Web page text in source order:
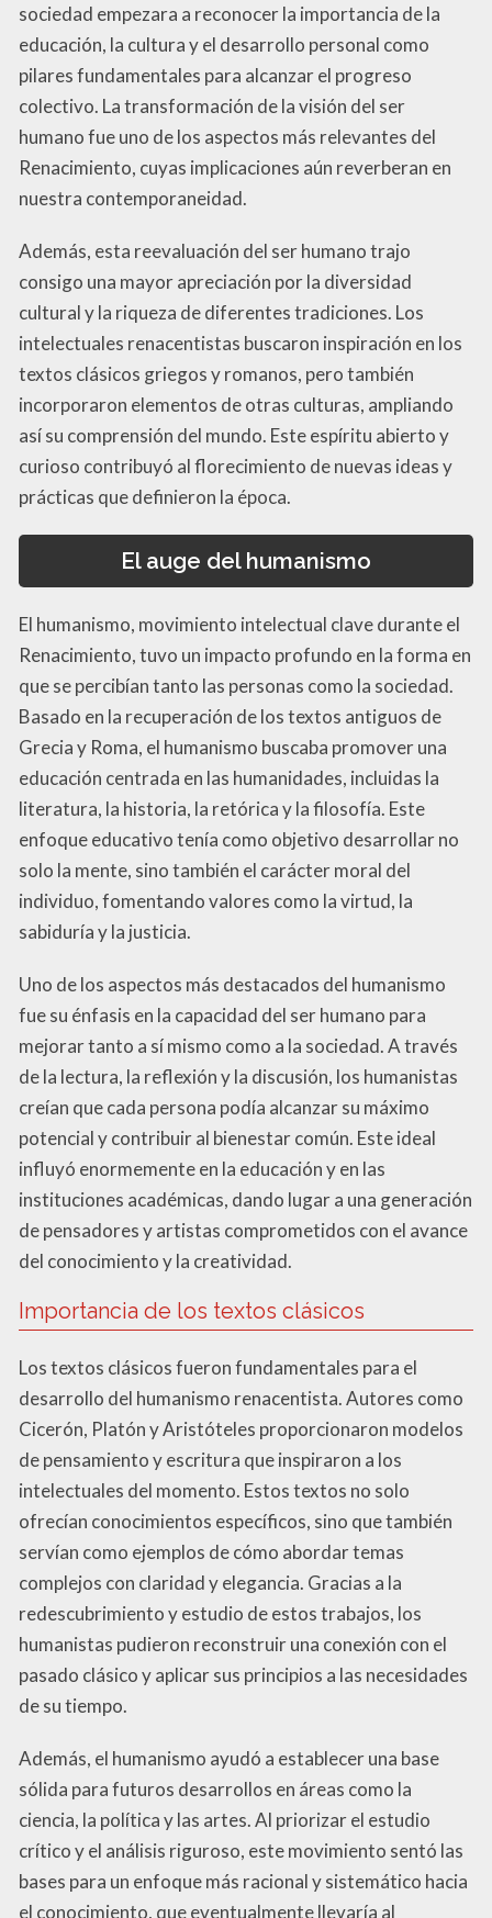
sociedad empezara a reconocer la importancia de la
educación, la cultura y el desarrollo personal como
pilares fundamentales para alcanzar el progreso
colectivo. La transformación de la visión del ser
humano fue uno de los aspectos más relevantes del
Renacimiento, cuyas implicaciones aún reverberan en
nuestra contemporaneidad.
Además, esta reevaluación del ser humano trajo
consigo una mayor apreciación por la diversidad
cultural y la riqueza de diferentes tradiciones. Los
intelectuales renacentistas buscaron inspiración en los
textos clásicos griegos y romanos, pero también
incorporaron elementos de otras culturas, ampliando
así su comprensión del mundo. Este espíritu abierto y
curioso contribuyó al florecimiento de nuevas ideas y
prácticas que definieron la época.
El auge del humanismo
El humanismo, movimiento intelectual clave durante el
Renacimiento, tuvo un impacto profundo en la forma en
que se percibían tanto las personas como la sociedad.
Basado en la recuperación de los textos antiguos de
Grecia y Roma, el humanismo buscaba promover una
educación centrada en las humanidades, incluidas la
literatura, la historia, la retórica y la filosofía. Este
enfoque educativo tenía como objetivo desarrollar no
solo la mente, sino también el carácter moral del
individuo, fomentando valores como la virtud, la
sabiduría y la justicia.
Uno de los aspectos más destacados del humanismo
fue su énfasis en la capacidad del ser humano para
mejorar tanto a sí mismo como a la sociedad. A través
de la lectura, la reflexión y la discusión, los humanistas
creían que cada persona podía alcanzar su máximo
potencial y contribuir al bienestar común. Este ideal
influyó enormemente en la educación y en las
instituciones académicas, dando lugar a una generación
de pensadores y artistas comprometidos con el avance
del conocimiento y la creatividad.
Importancia de los textos clásicos
Los textos clásicos fueron fundamentales para el
desarrollo del humanismo renacentista. Autores como
Cicerón, Platón y Aristóteles proporcionaron modelos
de pensamiento y escritura que inspiraron a los
intelectuales del momento. Estos textos no solo
ofrecían conocimientos específicos, sino que también
servían como ejemplos de cómo abordar temas
complejos con claridad y elegancia. Gracias a la
redescubrimiento y estudio de estos trabajos, los
humanistas pudieron reconstruir una conexión con el
pasado clásico y aplicar sus principios a las necesidades
de su tiempo.
Además, el humanismo ayudó a establecer una base
sólida para futuros desarrollos en áreas como la
ciencia, la política y las artes. Al priorizar el estudio
crítico y el análisis riguroso, este movimiento sentó las
bases para un enfoque más racional y sistemático hacia
el conocimiento, que eventualmente llevaría al